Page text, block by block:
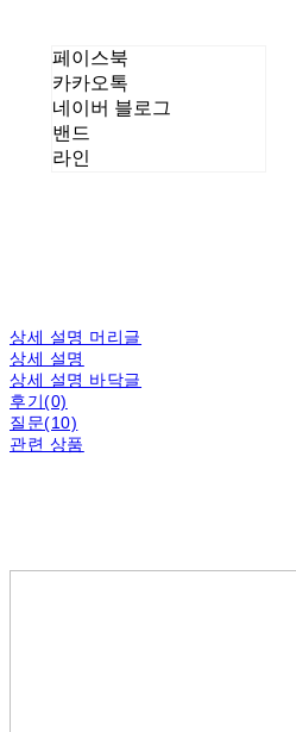
페이스북
카카오톡
네이버 블로그
밴드
라인
상세 설명 머리글
상세 설명
상세 설명 바닥글
후기(0)
질문(10)
관련 상품